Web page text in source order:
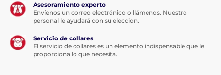
Especificaciones técnicas
Aplicación gratuita para Android, iPhone y web
Autonomía de la batería de hasta 48 horas (hasta 7
Asesoramiento experto
Envíenos un correo electrónico o llámenos. Nuestro
personal le ayudará con su eleccion.
Servicio de collares
El servicio de collares es un elemento indispensable que le
proporciona lo que necesita.